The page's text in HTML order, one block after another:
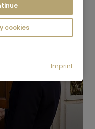
cookies
Imprint